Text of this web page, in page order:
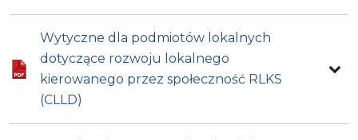
Wytyczne dla podmiotów lokalnych
dotyczące rozwoju lokalnego
kierowanego przez społeczność RLKS
(CLLD)